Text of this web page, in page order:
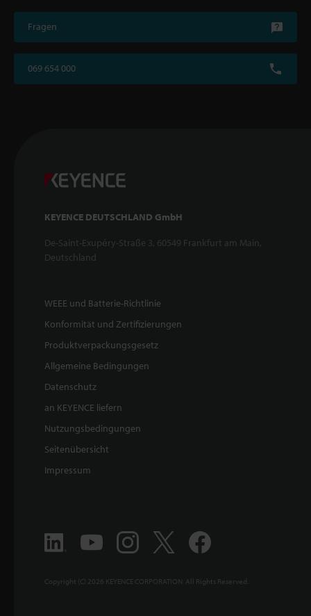
Fragen
069 654 000
KEYENCE DEUTSCHLAND GmbH
De-Saint-Exupéry-Straße 3, 60549 Frankfurt am Main,
Deutschland
WEEE und Batterie-Richtlinie
Konformität und Zertifizierungen
Produktverpackungsgesetz
Allgemeine Bedingungen
Datenschutz
an KEYENCE liefern
Nutzungsbedingungen
Seitenübersicht
Impressum
Copyright (C) 2026 KEYENCE CORPORATION. All Rights Reserved.